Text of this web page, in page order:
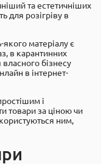
та естетичніших
для розігріву в
матеріалу є
в карантинних
власного бізнесу
в інтернет-
і
товари за ціною чи
ним,